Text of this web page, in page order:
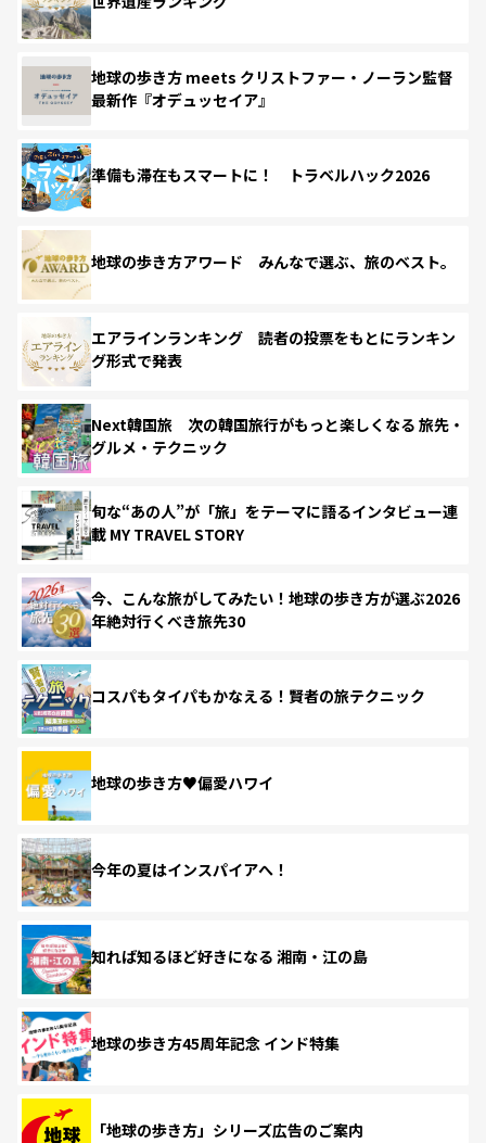
地球の歩き方 meets クリストファー・ノーラン監督
最新作『オデュッセイア』
準備も滞在もスマートに！ トラベルハック2026
地球の歩き方アワード みんなで選ぶ、旅のベスト。
エアラインランキング 読者の投票をもとにランキン
グ形式で発表
Next韓国旅 次の韓国旅行がもっと楽しくなる 旅先・
グルメ・テクニック
旬な“あの人”が「旅」をテーマに語るインタビュー連
載 MY TRAVEL STORY
今、こんな旅がしてみたい！地球の歩き方が選ぶ2026
年絶対行くべき旅先30
コスパもタイパもかなえる！賢者の旅テクニック
地球の歩き方♥偏愛ハワイ
今年の夏はインスパイアへ！
知れば知るほど好きになる 湘南・江の島
地球の歩き方45周年記念 インド特集
「地球の歩き方」シリーズ広告のご案内